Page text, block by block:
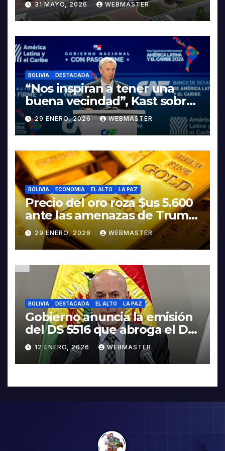
LA ELECTROMOVILIDAD Y LA
INDUSTRIALIZACIÓN DEL
LITIO
31 MAYO, 2026 WEBMASTER
BOLIVIA DESTACADA
“Nos inspiran a tener una
buena vecindad”, Kast sobre
discurso del presidente
Rodrigo Paz
29 ENERO, 2026 WEBMASTER
BOLIVIA ECONOMIA EL ALTO LA PAZ
Precio del oro roza $us 5.600
ante las amenazas de Trump
contra Irán
29 ENERO, 2026 WEBMASTER
BOLIVIA DESTACADA EL ALTO LA PAZ
Gobierno anuncia la emisión
del DS 5516 que abroga el DS
5503
12 ENERO, 2026 WEBMASTER